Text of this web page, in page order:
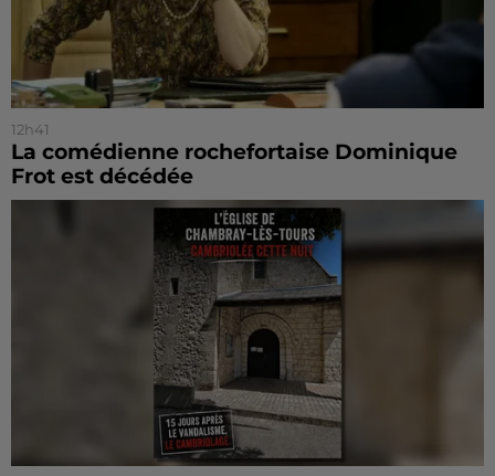
12h41
La comédienne rochefortaise Dominique
Frot est décédée